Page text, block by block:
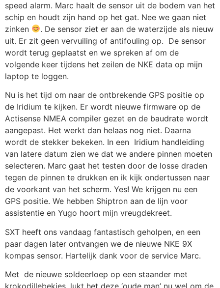
speed alarm. Marc haalt de sensor uit de bodem van het
schip en houdt zijn hand op het gat. Nee we gaan niet
zinken
. De sensor ziet er aan de waterzijde als nieuw
uit. Er zit geen vervuiling of antifouling op. De sensor
wordt terug geplaatst en we spreken af om de
volgende keer tijdens het zeilen de NKE data op mijn
laptop te loggen.
Nu is het tijd om naar de ontbrekende GPS positie op
de Iridium te kijken. Er wordt nieuwe firmware op de
Actisense NMEA compiler gezet en de baudrate wordt
aangepast. Het werkt dan helaas nog niet. Daarna
wordt de stekker bekeken. In een Iridium handleiding
van latere datum zien we dat we andere pinnen moeten
selecteren. Marc gaat het testen door de losse draden
tegen de pinnen te drukken en ik kijk ondertussen naar
de voorkant van het scherm. Yes! We krijgen nu een
GPS positie. We hebben Shiptron aan de lijn voor
assistentie en Yugo hoort mijn vreugdekreet.
SXT heeft ons vandaag fantastisch geholpen, en een
paar dagen later ontvangen we de nieuwe NKE 9X
kompas sensor. Hartelijk dank voor de service Marc.
Met de nieuwe soldeerloep op een staander met
krokodillebekjes, lukt het deze ‘oude man’ nu wel om de